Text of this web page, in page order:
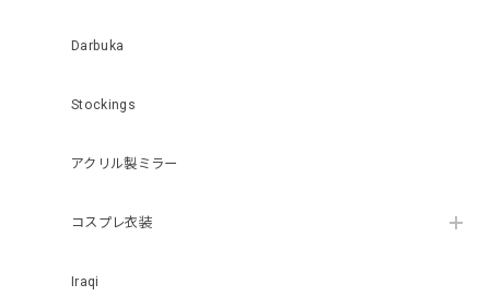
Darbuka
Stockings
アクリル製ミラー
コスプレ衣装
Iraqi